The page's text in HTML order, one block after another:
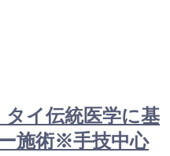
タイ伝統医学に基
施術※手技中心